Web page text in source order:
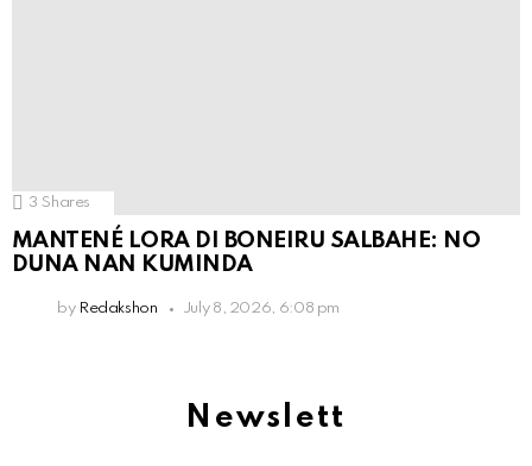
3 Shares
MANTENÉ LORA DI BONEIRU SALBAHE: NO
DUNA NAN KUMINDA
by Redakshon July 8, 2026, 6:08 pm
Newslett